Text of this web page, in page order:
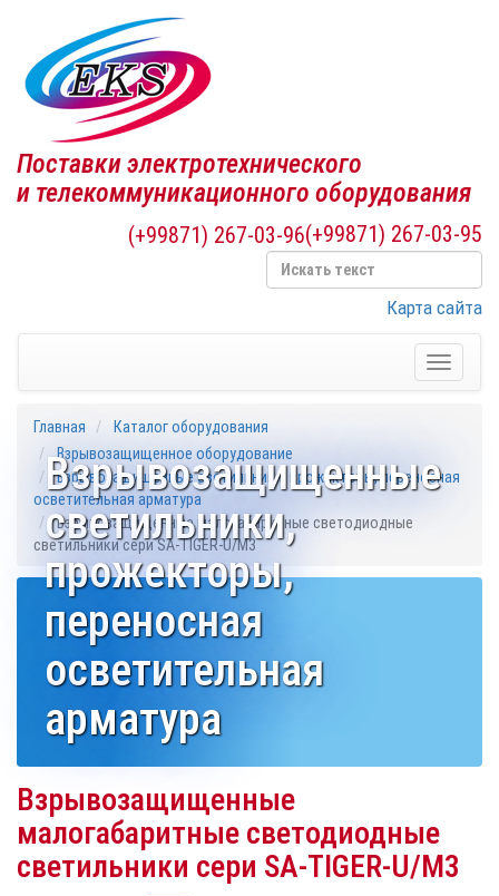
Поставки электротехнического
и телекоммуникационного оборудования
(+99871) 267-03-95
(+99871) 267-03-96
Карта сайта
Toggle
Главная
Каталог оборудования
Взрывозащищенное оборудование
Взрывозащищенные светильники, прожекторы, переносная
осветительная арматура
Взрывозащищенные малогабаритные светодиодные
светильники сери SA-TIGER-U/M3
Взрывозащищенные
светильники,
прожекторы,
переносная
осветительная
арматура
Взрывозащищенные
малогабаритные светодиодные
светильники сери SA-TIGER-U/M3